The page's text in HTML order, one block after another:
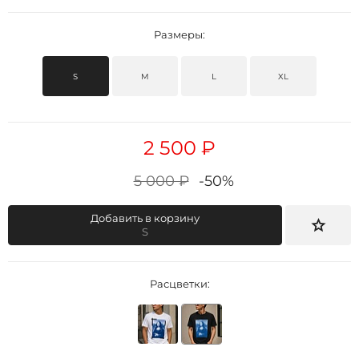
Размеры:
S M L XL
2 500 ₽
5 000 ₽ -50%
Добавить в корзину
S
Расцветки: